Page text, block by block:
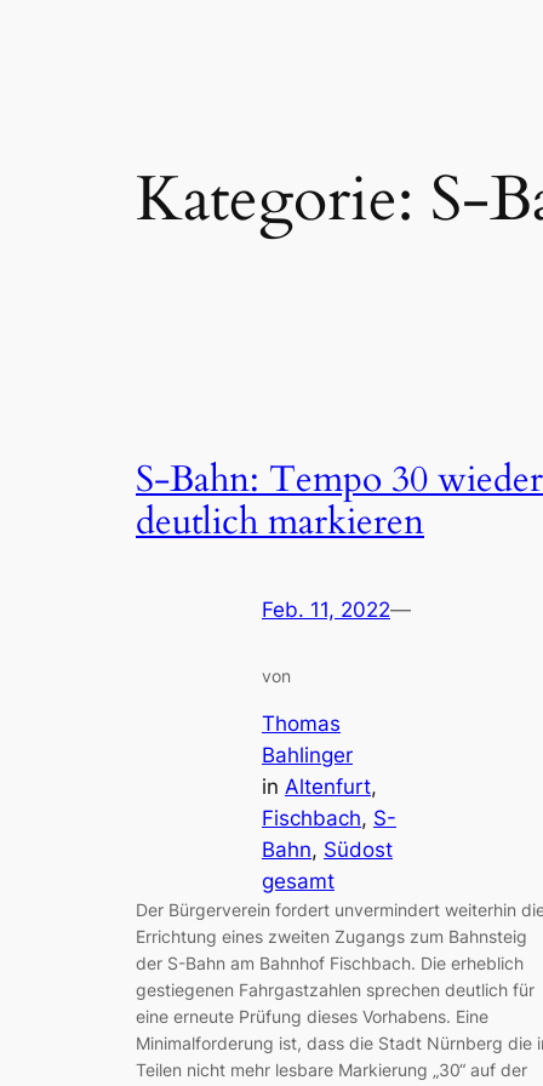
Kategorie: S-
S-Bahn: Tempo 30 wieder
deutlich markieren
Feb. 11, 2022—
von
Thomas
Bahlinger
in Altenfurt
Fischbach, S-
Bahn, Südost
gesamt
Der Bürgerverein fordert unvermindert weiterhin
Errichtung eines zweiten Zugangs zum Bahnsteig
der S-Bahn am Bahnhof Fischbach. Die erheblich
gestiegenen Fahrgastzahlen sprechen deutlich für
eine erneute Prüfung dieses Vorhabens. Eine
Minimalforderung ist, dass die Stadt Nürnberg die
Teilen nicht mehr lesbare Markierung „30“ auf der